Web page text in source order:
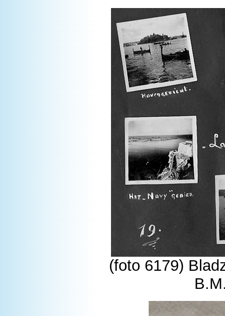
(foto 6179)